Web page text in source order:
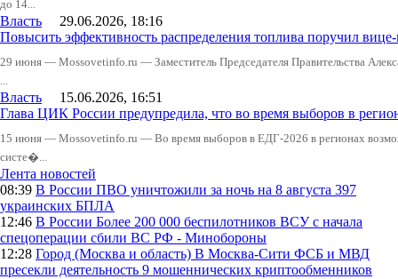
до 14...
Власть 29.06.2026, 18:16
Повысить эффективность распределения топлива поручил
29 июня — Mossovetinfo.ru — Заместитель Председателя Правительства
...
Власть 15.06.2026, 16:51
Глава ЦИК России предупредила, что во время выборов в
15 июня — Mossovetinfo.ru — Во время выборов в ЕДГ-2026 в регионах
систе�...
Лента новостей
08:39 В России ПВО уничтожили за ночь на 8 августа 397
украинских БПЛА
12:46 В России Более 200 000 беспилотников ВСУ с начала
спецоперации сбили ВС РФ - Минобороны
12:28 Город (Москва и область) В Москва-Сити ФСБ и МВД
пресекли деятельность 9 мошеннических криптообменников